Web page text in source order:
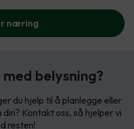
næring
belysning?
du hjelp til å planlegge eller
Kontakt oss, så hjelper vi
resten!